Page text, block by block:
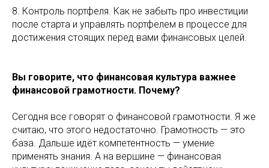
8. Контроль портфеля. Как не забыть про инвестиции
после старта и управлять портфелем в процессе для
достижения стоящих перед вами финансовых целей.
Вы говорите, что финансовая культура важнее
финансовой грамотности. Почему?
Сегодня все говорят о финансовой грамотности. Я же
считаю, что этого недостаточно. Грамотность — это
база. Дальше идёт компетентность — умение
применять знания. А на вершине — финансовая